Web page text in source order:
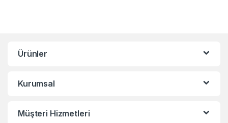
Ürünler
Kurumsal
Müşteri Hizmetleri